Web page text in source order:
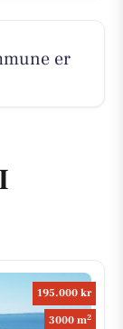
er
195.000 kr
3000 m2